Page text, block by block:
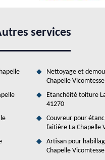
préférable de solliciter le service
vous avez besoin de plus
services
Nettoyage et
Chapelle
Etanchéité toiture
41270
Couvreur pour
faitière La Chapelle
Artisan pour
Chapelle